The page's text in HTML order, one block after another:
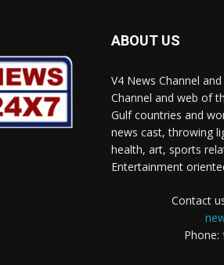
ABOUT US
V4 News Channel
Channel and web of
Gulf countries and
news cast, throwing
health, art, sports
Entertainment
Contact
Phone: